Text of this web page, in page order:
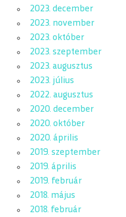
2023. december
2023. november
2023. október
2023. szeptember
2023. augusztus
2023. július
2022. augusztus
2020. december
2020. október
2020. április
2019. szeptember
2019. április
2019. február
2018. május
2018. február